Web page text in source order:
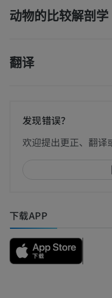
动物的比较解剖学
翻译
发现错误？
欢迎提出更正、翻译
下载APP